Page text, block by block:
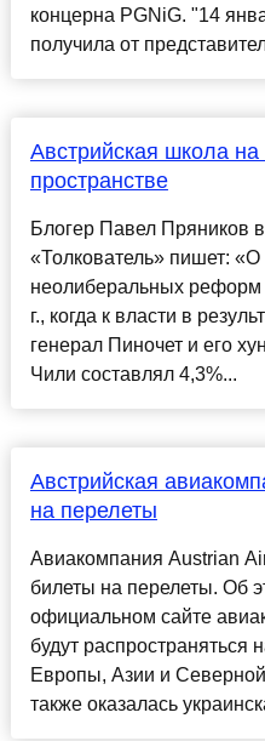
концерна PGNiG. "14
получила от
Австрийская школа на
пространстве
Блогер Павел Пряников
«Толкователь» пишет: «О
неолиберальных реформ
г., когда к власти в
генерал Пиночет и его
Чили составлял 4,3%...
Австрийская
на перелеты
Авиакомпания Austrian
билеты на перелеты. Об
официальном сайте
будут распространяться
Европы, Азии и
также оказалась